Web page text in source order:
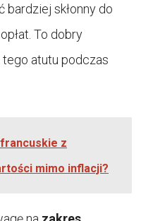
bardziej skłonny do
To dobry
atutu podczas
z
mimo inflacji?